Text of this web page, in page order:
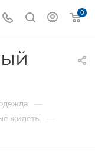
0
—
жилеты —